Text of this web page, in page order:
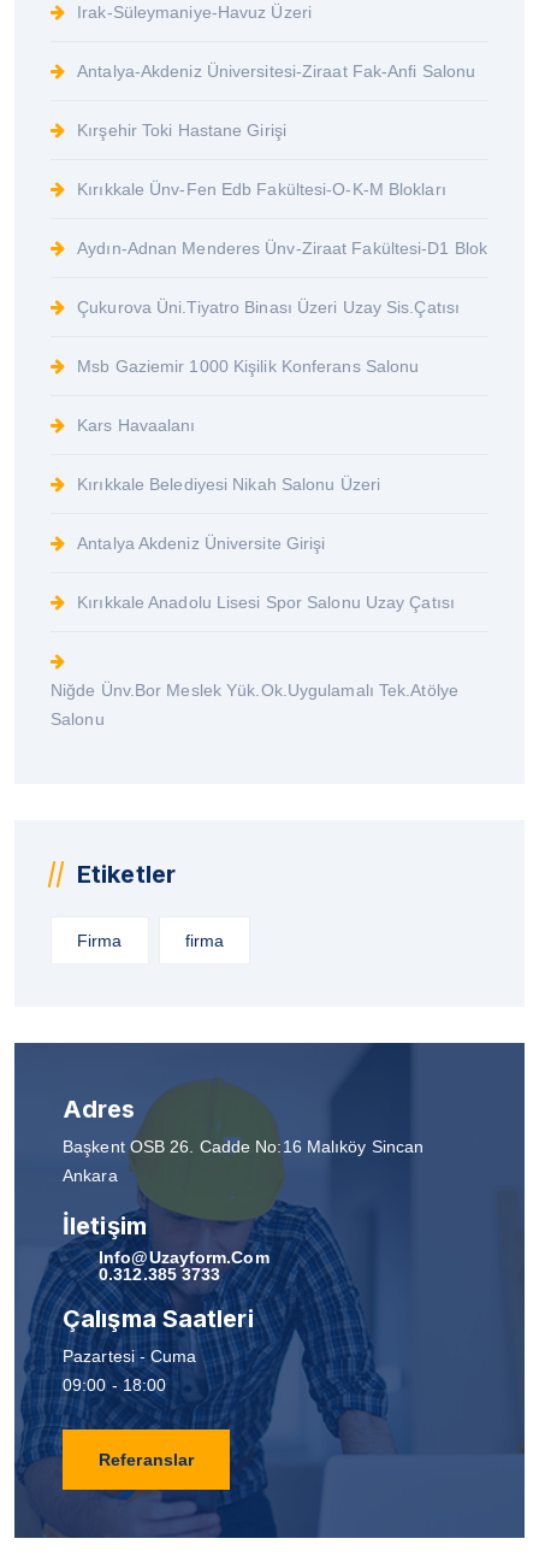
Irak-Süleymaniye-Havuz Üzeri
Antalya-Akdeniz Üniversitesi-Ziraat Fak-Anfi Salonu
Kırşehir Toki Hastane Girişi
Kırıkkale Ünv-Fen Edb Fakültesi-O-K-M Blokları
Aydın-Adnan Menderes Ünv-Ziraat Fakültesi-D1 Blok
Çukurova Üni.Tiyatro Binası Üzeri Uzay Sis.Çatısı
Msb Gaziemir 1000 Kişilik Konferans Salonu
Kars Havaalanı
Kırıkkale Belediyesi Nikah Salonu Üzeri
Antalya Akdeniz Üniversite Girişi
Kırıkkale Anadolu Lisesi Spor Salonu Uzay Çatısı
Niğde Ünv.Bor Meslek Yük.Ok.Uygulamalı Tek.Atölye
Salonu
Etiketler
Firma firma
Adres
Başkent OSB 26. Cadde No:16 Malıköy Sincan
Ankara
İletişim
Info@uzayform.com
0.312.385 3733
Çalışma Saatleri
Pazartesi - Cuma
09:00 - 18:00
Referanslar